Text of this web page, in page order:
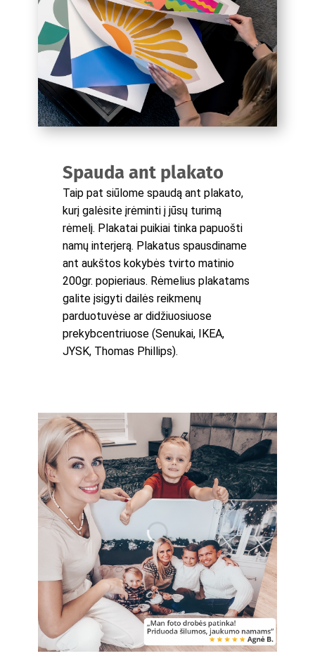
Spauda ant plakato
Taip pat siūlome spaudą ant plakato,
kurį galėsite įrėminti į jūsų turimą
rėmelį. Plakatai puikiai tinka papuošti
namų interjerą. Plakatus spausdiname
ant aukštos kokybės tvirto matinio
200gr. popieriaus. Rėmelius plakatams
galite įsigyti dailės reikmenų
parduotuvėse ar didžiuosiuose
prekybcentriuose (Senukai, IKEA,
JYSK, Thomas Phillips).